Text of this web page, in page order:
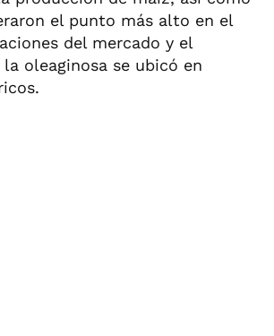
el punto más alto en el
del mercado y el
oleaginosa se ubicó en